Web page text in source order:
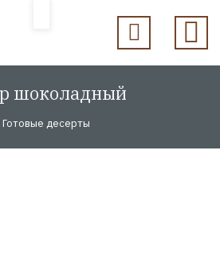
шоколадный
Готовые десерты